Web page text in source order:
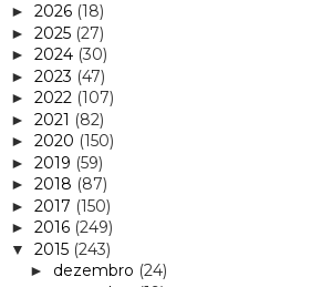
► 2026 (18)
► 2025 (27)
► 2024 (30)
► 2023 (47)
► 2022 (107)
► 2021 (82)
► 2020 (150)
► 2019 (59)
► 2018 (87)
► 2017 (150)
► 2016 (249)
▼ 2015 (243)
► dezembro (24)